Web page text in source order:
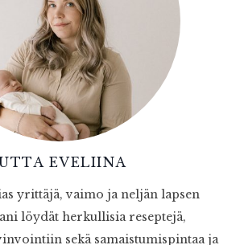
EVELIINA
yrittäjä, vaimo ja neljän lapsen
löydät herkullisia reseptejä,
sekä samaistumispintaa ja